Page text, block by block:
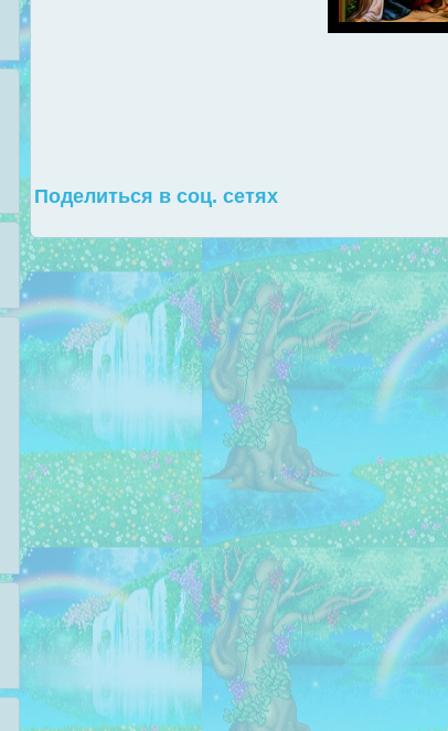
Поделиться в соц. сетях